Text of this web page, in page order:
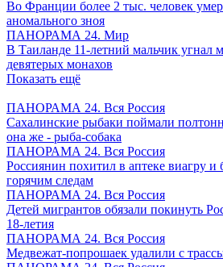
Во Франции более 2 тыс. человек
аномального зноя
ПАНОРАМА 24. Мир
В Таиланде 11-летний мальчик угнал
девятерых монахов
Показать ещё
ПАНОРАМА 24. Вся Россия
Сахалинские рыбаки поймали
она же - рыба-собака
ПАНОРАМА 24. Вся Россия
Россиянин похитил в аптеке виагру и
горячим следам
ПАНОРАМА 24. Вся Россия
Детей мигрантов обязали покинуть
18-летия
ПАНОРАМА 24. Вся Россия
Медвежат-попрошаек удалили с